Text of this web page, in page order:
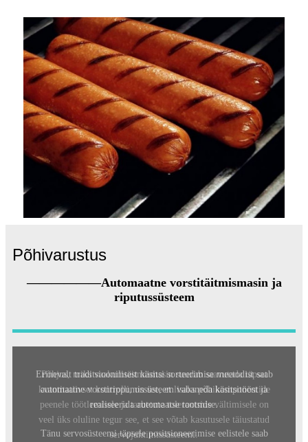
Põhivarustus
——————Automaatne vorstitäitmismasin ja
riputussüsteem
Erinevalt traditsioonilisest käsitsi sorteerimise meetodist saab
automaatne vorstirippumissüsteem vabaneda käsitsitööst ja
realiseerida automaatse tootmise.
Tänu servosüsteemi täpsele positsioneerimise eelistele saab